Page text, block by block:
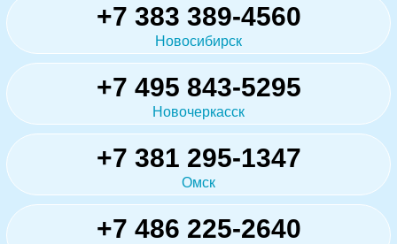
+7 383 389-4560
Новосибирск
+7 495 843-5295
Новочеркасск
+7 381 295-1347
Омск
+7 486 225-2640